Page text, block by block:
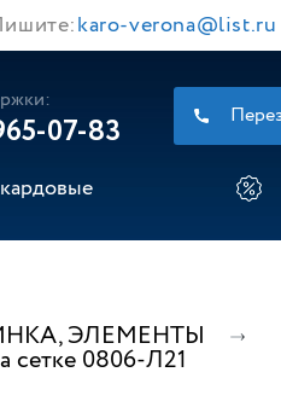
karo-verona@list.ru
07-83
ЭЛЕМЕНТЫ
сетке 0806-Л21